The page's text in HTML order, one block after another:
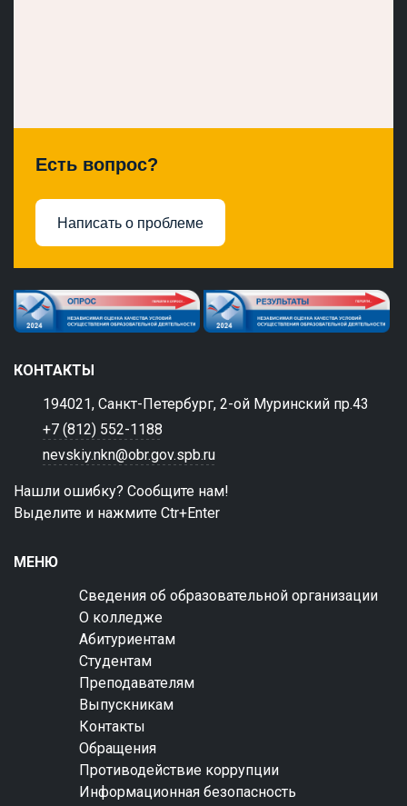
Есть вопрос?
Написать о проблеме
КОНТАКТЫ
194021, Санкт-Петербург, 2-ой Муринский пр.43
+7 (812) 552-1188
nevskiy.nkn@obr.gov.spb.ru
Нашли ошибку? Сообщите нам!
Выделите и нажмите Ctr+Enter
МЕНЮ
Сведения об образовательной организации
О колледже
Абитуриентам
Студентам
Преподавателям
Выпускникам
Контакты
Обращения
Противодействие коррупции
Информационная безопасность